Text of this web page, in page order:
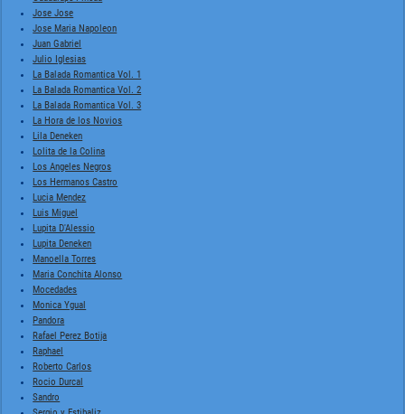
Jose Jose
Jose Maria Napoleon
Juan Gabriel
Julio Iglesias
La Balada Romantica Vol. 1
La Balada Romantica Vol. 2
La Balada Romantica Vol. 3
La Hora de los Novios
Lila Deneken
Lolita de la Colina
Los Angeles Negros
Los Hermanos Castro
Lucia Mendez
Luis Miguel
Lupita D'Alessio
Lupita Deneken
Manoella Torres
Maria Conchita Alonso
Mocedades
Monica Ygual
Pandora
Rafael Perez Botija
Raphael
Roberto Carlos
Rocio Durcal
Sandro